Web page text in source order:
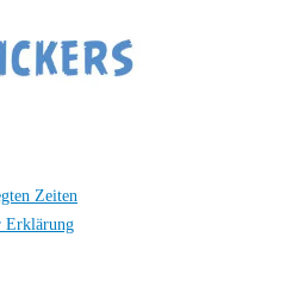
Zeiten
Erklärung